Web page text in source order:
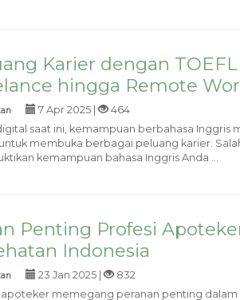
Karier dengan
hingga Remote
7 Apr 2025 |
464
saat ini, kemampuan berbahasa Inggris
membuka berbagai peluang karier.
kemampuan bahasa Inggris Anda ...
Penting Profesi
Indonesia
23 Jan 2025 |
832
apoteker memegang peranan penting dalam